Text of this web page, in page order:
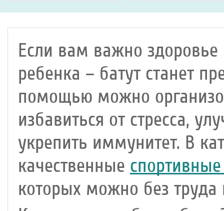
Если вам важно здоровье
ребенка – батут станет
помощью можно
избавиться от стресса,
укрепить иммунитет. В
качественные
которых можно без труда